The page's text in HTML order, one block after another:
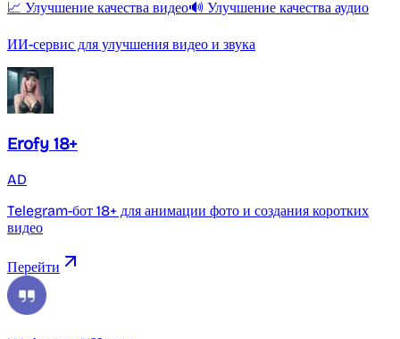
📈 Улучшение качества видео🔊 Улучшение качества аудио
ИИ-сервис для улучшения видео и звука
Erofy 18+
AD
Telegram-бот 18+ для анимации фото и создания коротких
видео
Перейти